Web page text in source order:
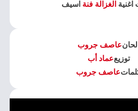
اغنية الغزالة فنة اسيف
الحانعاصف جروب
توزيععماد أب
عاصف جروب